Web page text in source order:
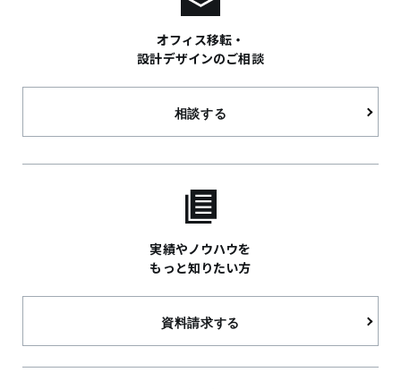
オフィス移転・
設計デザインのご相談
相談する
実績やノウハウを
もっと知りたい方
資料請求する